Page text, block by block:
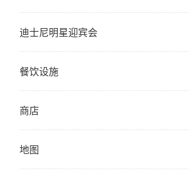
迪士尼明星迎宾会
餐饮设施
商店
地图